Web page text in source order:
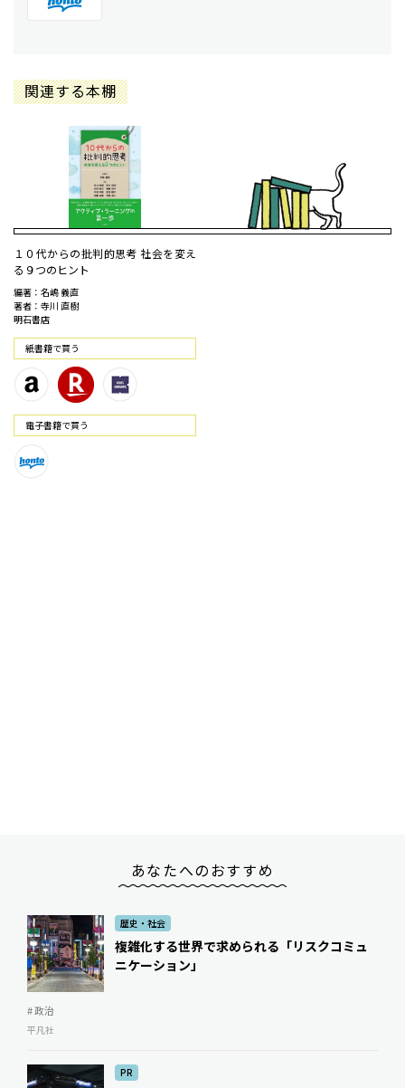
関連する本棚
１０代からの批判的思考 社会を変え
る９つのヒント
編著：名嶋 義直
著者：寺川 直樹
明石書店
紙書籍で買う
電⼦書籍で買う
あなたへのおすすめ
歴史・社会
複雑化する世界で求められる「リスクコミュ
ニケーション」
# 政治
平凡社
PR